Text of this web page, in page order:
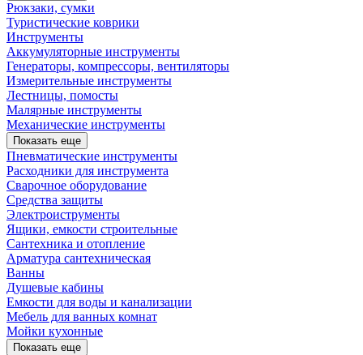
Рюкзаки, сумки
Туристические коврики
Инструменты
Аккумуляторные инструменты
Генераторы, компрессоры, вентиляторы
Измерительные инструменты
Лестницы, помосты
Малярные инструменты
Механические инструменты
Показать еще
Пневматические инструменты
Расходники для инструмента
Сварочное оборудование
Средства защиты
Электроиструменты
Ящики, емкости строительные
Сантехника и отопление
Арматура сантехническая
Ванны
Душевые кабины
Емкости для воды и канализации
Мебель для ванных комнат
Мойки кухонные
Показать еще